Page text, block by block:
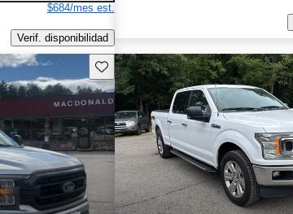
$684/mes est.
Verif. disponibilidad
Guarda este Aviso